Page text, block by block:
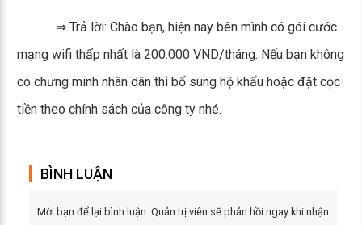
⇒ Trả lời: Chào bạn, hiện nay bên mình có gói cước
mạng wifi thấp nhất là 200.000 VND/tháng. Nếu bạn không
có chưng minh nhân dân thì bổ sung hộ khẩu hoặc đặt cọc
tiền theo chính sách của công ty nhé.
BÌNH LUẬN
Mời bạn để lại bình luận. Quản trị viên sẽ phản hồi ngay khi nhận